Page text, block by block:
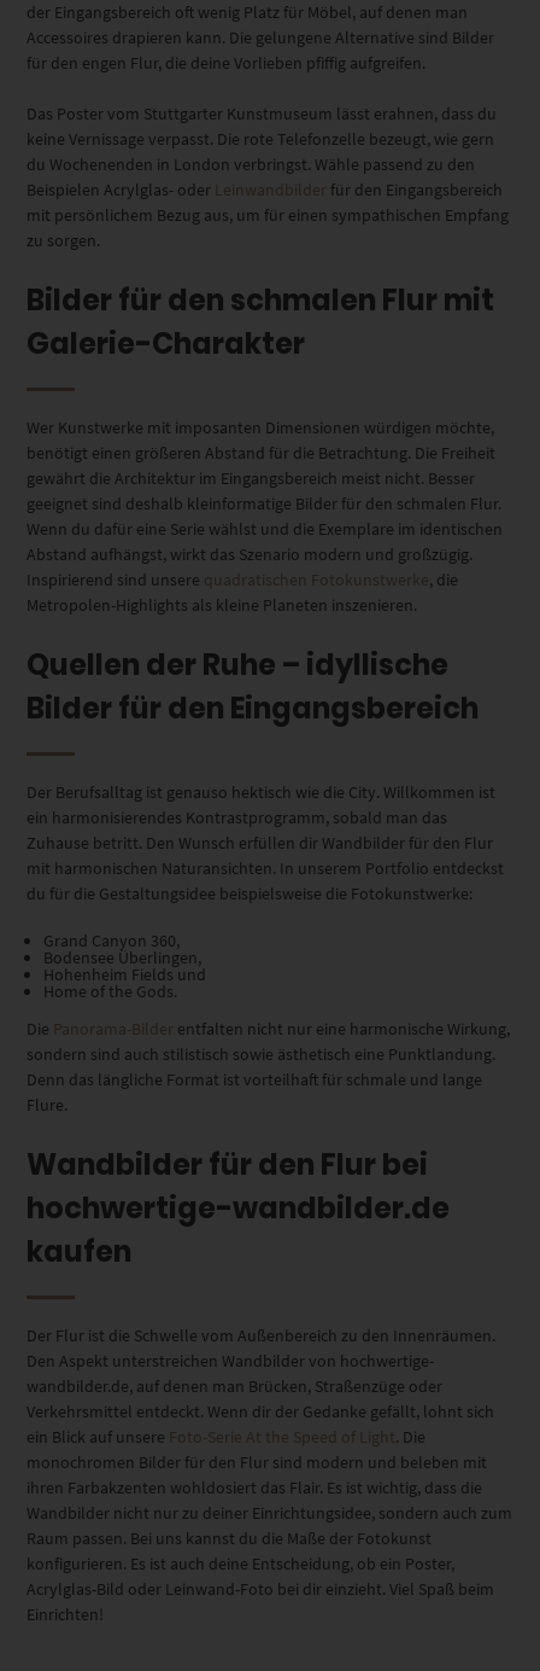
der Eingangsbereich oft wenig Platz für Möbel, auf denen man
Accessoires drapieren kann. Die gelungene Alternative sind Bilder
für den engen Flur, die deine Vorlieben pfiffig aufgreifen.
Das Poster vom Stuttgarter Kunstmuseum lässt erahnen, dass du
keine Vernissage verpasst. Die rote Telefonzelle bezeugt, wie gern
du Wochenenden in London verbringst. Wähle passend zu den
Beispielen Acrylglas- oder Leinwandbilder für den Eingangsbereich
mit persönlichem Bezug aus, um für einen sympathischen Empfang
zu sorgen.
Bilder für den schmalen Flur mit
Galerie-Charakter
Wer Kunstwerke mit imposanten Dimensionen würdigen möchte,
benötigt einen größeren Abstand für die Betrachtung. Die Freiheit
gewährt die Architektur im Eingangsbereich meist nicht. Besser
geeignet sind deshalb kleinformatige Bilder für den schmalen Flur.
Wenn du dafür eine Serie wählst und die Exemplare im identischen
Abstand aufhängst, wirkt das Szenario modern und großzügig.
Inspirierend sind unsere quadratischen Fotokunstwerke, die
Metropolen-Highlights als kleine Planeten inszenieren.
Quellen der Ruhe – idyllische
Bilder für den Eingangsbereich
Der Berufsalltag ist genauso hektisch wie die City. Willkommen ist
ein harmonisierendes Kontrastprogramm, sobald man das
Zuhause betritt. Den Wunsch erfüllen dir Wandbilder für den Flur
mit harmonischen Naturansichten. In unserem Portfolio entdeckst
du für die Gestaltungsidee beispielsweise die Fotokunstwerke:
Grand Canyon 360,
Bodensee Überlingen,
Hohenheim Fields und
Home of the Gods.
Die Panorama-Bilder entfalten nicht nur eine harmonische Wirkung,
sondern sind auch stilistisch sowie ästhetisch eine Punktlandung.
Denn das längliche Format ist vorteilhaft für schmale und lange
Flure.
Wandbilder für den Flur bei
hochwertige-wandbilder.de
kaufen
Der Flur ist die Schwelle vom Außenbereich zu den Innenräumen.
Den Aspekt unterstreichen Wandbilder von hochwertige-
wandbilder.de, auf denen man Brücken, Straßenzüge oder
Verkehrsmittel entdeckt. Wenn dir der Gedanke gefällt, lohnt sich
ein Blick auf unsere Foto-Serie At the Speed of Light. Die
monochromen Bilder für den Flur sind modern und beleben mit
ihren Farbakzenten wohldosiert das Flair. Es ist wichtig, dass die
Wandbilder nicht nur zu deiner Einrichtungsidee, sondern auch zum
Raum passen. Bei uns kannst du die Maße der Fotokunst
konfigurieren. Es ist auch deine Entscheidung, ob ein Poster,
Acrylglas-Bild oder Leinwand-Foto bei dir einzieht. Viel Spaß beim
Einrichten!